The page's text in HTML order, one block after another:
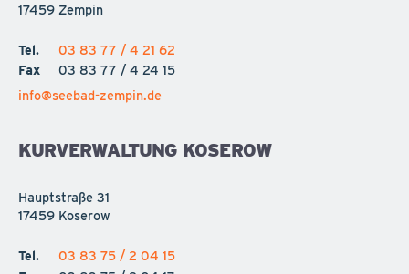
17459 Zempin
Tel.
03 83 77 / 4 21 62
Fax
03 83 77 / 4 24 15
info@seebad-zempin.de
KURVERWALTUNG KOSEROW
Hauptstraße 31
17459 Koserow
Tel.
03 83 75 / 2 04 15